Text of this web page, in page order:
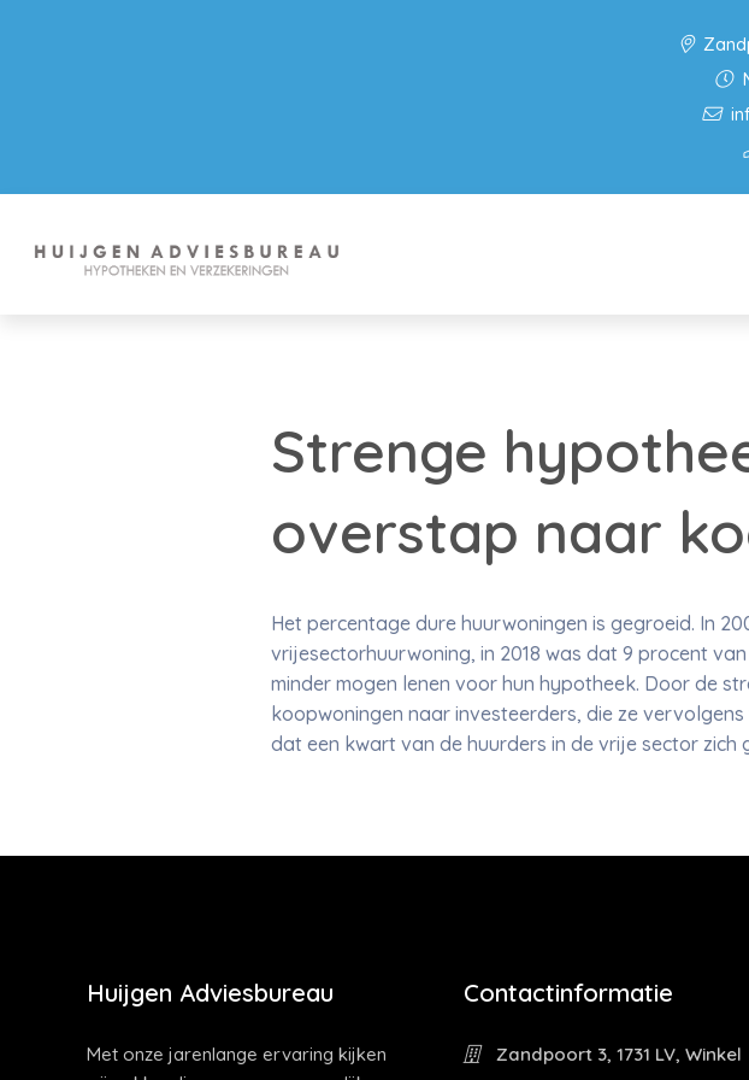
Strenge
overstap naar
Het percentage dure huurwoningen is gegroeid. In
vrijesectorhuurwoning, in 2018 was dat 9 procent
minder mogen lenen voor hun hypotheek. Door de
koopwoningen naar investeerders, die ze
dat een kwart van de huurders in de vrije sector
Huijgen Adviesbureau
Met onze jarenlange ervaring kijken
Contactinformatie
Zandpoort 3, 1731 LV, Winkel